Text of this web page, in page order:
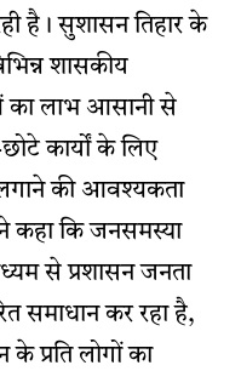
है। सुशासन तिहार के
शासकीय
लाभ आसानी से
कार्यों के लिए
की आवश्यकता
कहा कि जनसमस्या
से प्रशासन जनता
समाधान कर रहा है,
प्रति लोगों का